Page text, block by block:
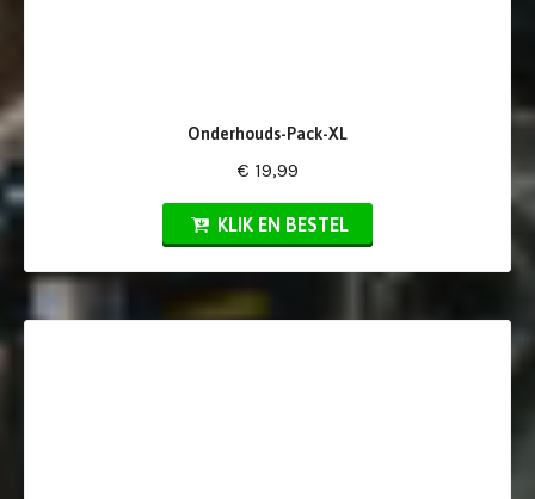
Onderhouds-Pack-XL
€ 19,99
KLIK EN BESTEL